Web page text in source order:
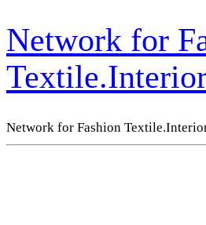
Network for
Network for Fashion